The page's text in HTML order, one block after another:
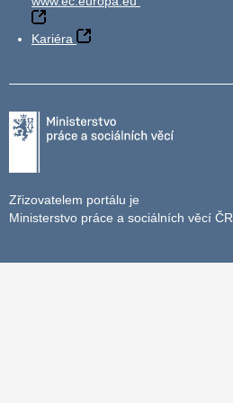
Kariéra
Zřizovatelem portálu je
Ministerstvo práce a sociálních věcí ČR